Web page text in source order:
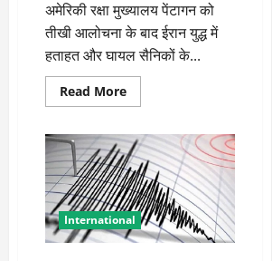
अमेरिकी रक्षा मुख्यालय पेंटागन को
तीखी आलोचना के बाद ईरान युद्ध में
हताहत और घायल सैनिकों के...
Read MoreRead
more
युद्ध
के
आंकड़ों
पर
यू-
टर्न!
आलोचना
के
बाद
International